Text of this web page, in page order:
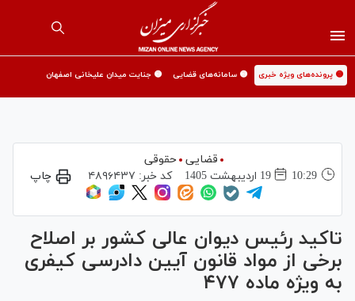
🟡 پرونده‌های ویژه خبری 🟡 سامانه‌های قضایی 🟡 جنایت میدان علیخانی اصفهان
قضایی حقوقی
10:29
19 ارديبهشت 1405 کد خبر: ۴۸۹۶۴۳۷ چاپ
تاکید رئیس دیوان عالی کشور بر اصلاح
برخی از مواد قانون آیین دادرسی کیفری
به ویژه ماده ۴۷۷